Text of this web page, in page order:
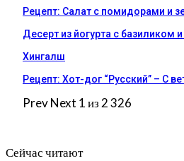
Рецепт: Салат с помидорами и
Десерт из йогурта с базиликом
Хингалш
Рецепт: Хот-дог “Русский” – С
PrevNext 1 из 2 326
Сейчас читают